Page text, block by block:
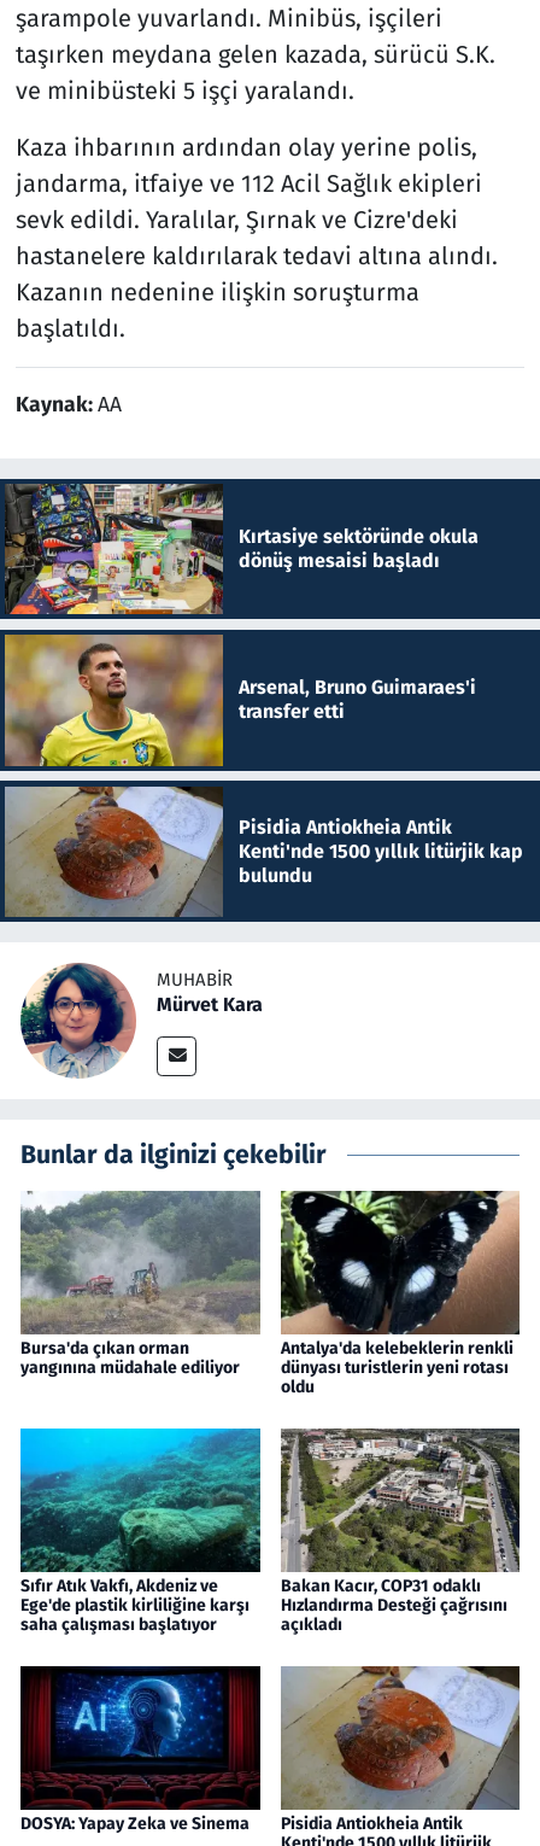
şarampole yuvarlandı. Minibüs, işçileri
taşırken meydana gelen kazada, sürücü S.K.
ve minibüsteki 5 işçi yaralandı.
Kaza ihbarının ardından olay yerine polis,
jandarma, itfaiye ve 112 Acil Sağlık ekipleri
sevk edildi. Yaralılar, Şırnak ve Cizre'deki
hastanelere kaldırılarak tedavi altına alındı.
Kazanın nedenine ilişkin soruşturma
başlatıldı.
Kaynak:AA
Kırtasiye sektöründe okula
dönüş mesaisi başladı
Arsenal, Bruno Guimaraes'i
transfer etti
Pisidia Antiokheia Antik
Kenti'nde 1500 yıllık litürjik kap
bulundu
MUHABIR
Mürvet Kara
Bunlar da ilginizi çekebilir
Bursa'da çıkan orman
yangınına müdahale ediliyor
Antalya'da kelebeklerin renkli
dünyası turistlerin yeni rotası
oldu
Sıfır Atık Vakfı, Akdeniz ve
Ege'de plastik kirliliğine karşı
saha çalışması başlatıyor
Bakan Kacır, COP31 odaklı
Hızlandırma Desteği çağrısını
açıkladı
DOSYA: Yapay Zeka ve Sinema
Pisidia Antiokheia Antik
Spor
Teknoloji ve Bilim
Televizyon